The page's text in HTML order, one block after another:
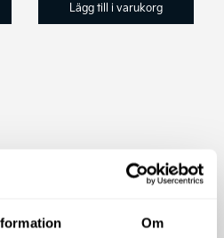
Om
Lägg till i varukorg
varianter.